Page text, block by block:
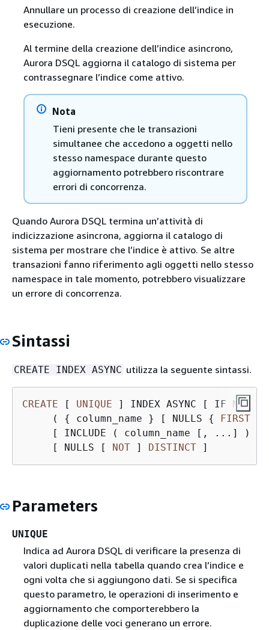
Annullare un processo di creazione dell’indice in
esecuzione.
Al termine della creazione dell’indice asincrono,
Aurora DSQL aggiorna il catalogo di sistema per
contrassegnare l’indice come attivo.
Nota
Tieni presente che le transazioni
simultanee che accedono a oggetti nello
stesso namespace durante questo
aggiornamento potrebbero riscontrare
errori di concorrenza.
Quando Aurora DSQL termina un’attività di
indicizzazione asincrona, aggiorna il catalogo di
sistema per mostrare che l’indice è attivo. Se altre
transazioni fanno riferimento agli oggetti nello stesso
namespace in tale momento, potrebbero visualizzare
un errore di concorrenza.
Sintassi
CREATE INDEX ASYNC utilizza la seguente sintassi.
CREATE [ UNIQUE ] INDEX ASYNC [ IF NOT
     (
{ column_name } [ NULLS { FIRST
     [ INCLUDE ( column_name [, ...] ) ]
     [ NULLS [
NOT ] DISTINCT ]
Parameters
UNIQUE
Indica ad Aurora DSQL di verificare la presenza di
valori duplicati nella tabella quando crea l’indice e
ogni volta che si aggiungono dati. Se si specifica
questo parametro, le operazioni di inserimento e
aggiornamento che comporterebbero la
duplicazione delle voci generano un errore.